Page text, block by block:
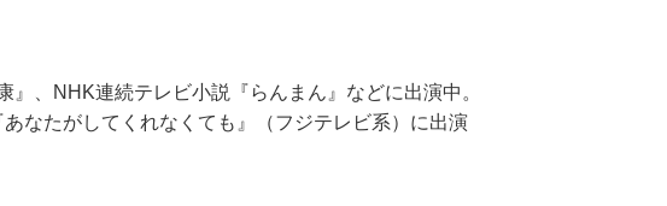
、NHK連続テレビ小説『らんまん』などに出演中。
なたがしてくれなくても』（フジテレビ系）に出演